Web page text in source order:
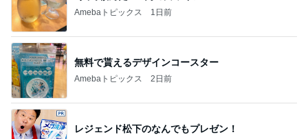
Amebaトピックス 1日前
無料で貰えるデザインコースター
Amebaトピックス 2日前
レジェンド松下のなんでもプレゼン！